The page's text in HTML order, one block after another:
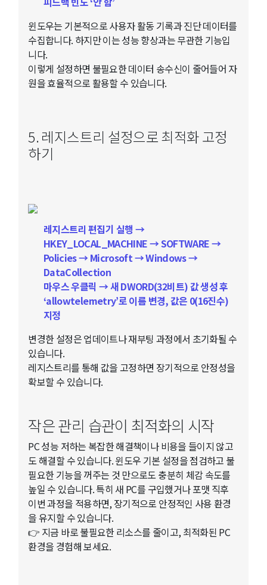
윈도우는 기본적으로 사용자 활동 기록과 진단 데이터를
수집합니다. 하지만 이는 성능 향상과는 무관한 기능입
니다.
이렇게 설정하면 불필요한 데이터 송수신이 줄어들어 자
원을 효율적으로 활용할 수 있습니다.
5. 레지스트리 설정으로 최적화 고정
하기
레지스트리 편집기 실행 →
HKEY_LOCAL_MACHINE → SOFTWARE →
Policies → Microsoft → Windows →
DataCollection
마우스 우클릭 → 새 DWORD(32비트) 값 생성 후
‘allowtelemetry’로 이름 변경, 값은 0(16진수)
지정
변경한 설정은 업데이트나 재부팅 과정에서 초기화될 수
있습니다.
레지스트리를 통해 값을 고정하면 장기적으로 안정성을
확보할 수 있습니다.
작은 관리 습관이 최적화의 시작
PC 성능 저하는 복잡한 해결책이나 비용을 들이지 않고
도 해결할 수 있습니다. 윈도우 기본 설정을 점검하고 불
필요한 기능을 꺼주는 것 만으로도 충분히 체감 속도를
높일 수 있습니다. 특히 새 PC를 구입했거나 포맷 직후
이번 과정을 적용하면, 장기적으로 안정적인 사용 환경
을 유지할 수 있습니다.
👉 지금 바로 불필요한 리소스를 줄이고, 최적화된 PC
환경을 경험해 보세요.